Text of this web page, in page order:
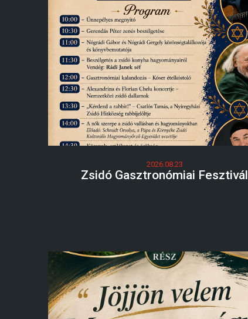
2026.08.23
Zsidó Gasztronómiai Fesztivál